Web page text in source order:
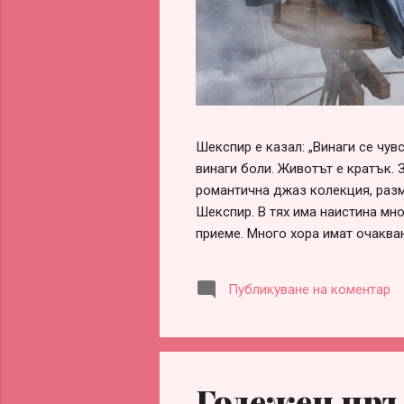
Шекспир е казал: „Винаги се
винаги боли. Животът е кратък.
романтична джаз колекция,
Шекспир. В тях има наистина
приеме. Много хора имат
оформи сам, ако честно
заради разочарования,
партньорство. Истината обаче
Публикуване на коментар